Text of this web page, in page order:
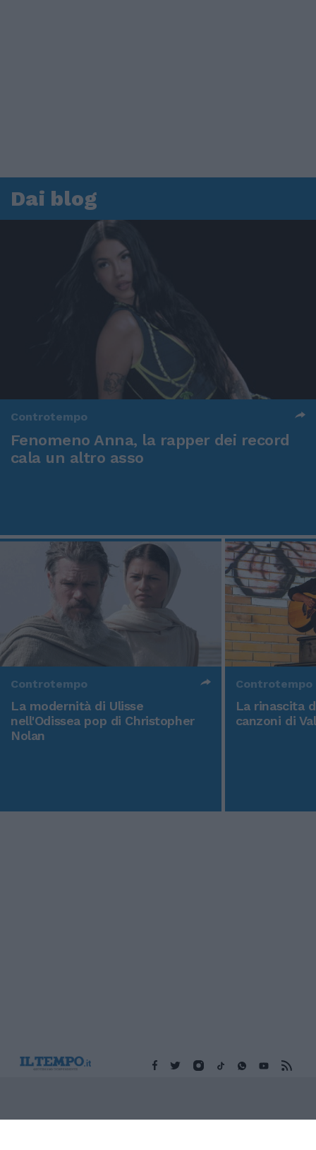
Dai blog
Controtempo
Fenomeno Anna, la rapper dei record
cala un altro asso
Controtempo
La modernità di Ulisse
nell'Odissea pop di Christopher
Nolan
Controtempo
La rinascita
canzoni di